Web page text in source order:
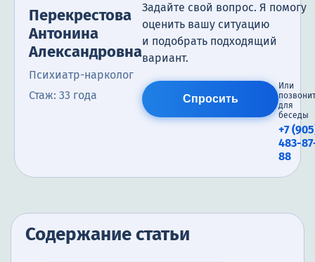
Перекрестова
Антонина
Александровна
Психиатр-нарколог
Стаж: 33 года
Задайте свой вопрос. Я помогу
оценить вашу ситуацию
и подобрать подходящий
вариант.
Спросить
Или
для
беседы
+7
483-
88
Содержание статьи